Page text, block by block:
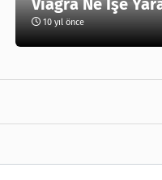
10 yıl önce